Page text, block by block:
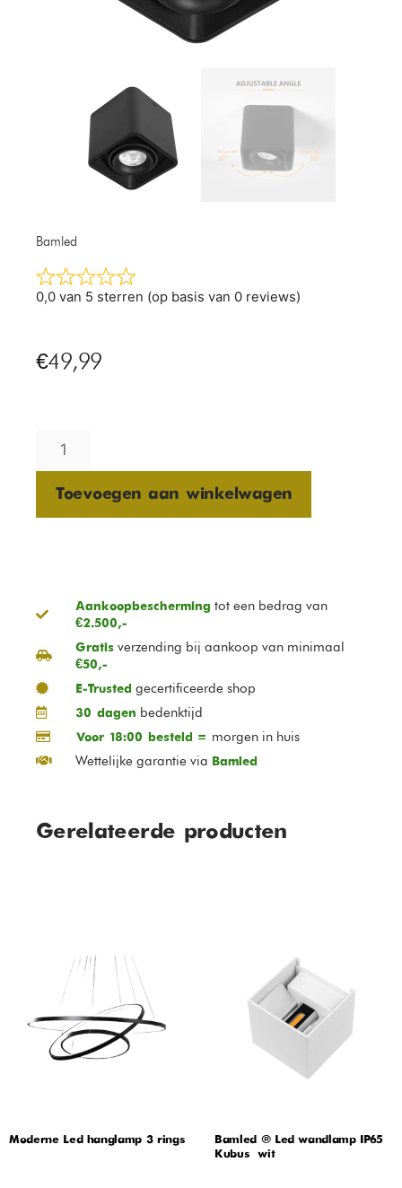
Bamled
0,0 van 5 sterren (op basis van 0 reviews)
€49,99
Toevoegen aan winkelwagen
Aankoopbescherming tot een bedrag van
€2.500,-
Gratisverzending bij aankoop van minimaal
€50,-
E-Trusted gecertificeerde shop
30 dagen bedenktijd
Voor 18:00 besteld = morgen in huis
Wettelijke garantie via Bamled
Gerelateerde producten
Moderne Led hanglamp 3 rings
Bamled ® Led wandlamp IP65
Kubus – wit